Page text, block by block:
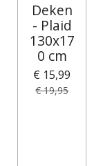
Deken
- Plaid
130x17
0 cm
€ 15,99
€ 19,95